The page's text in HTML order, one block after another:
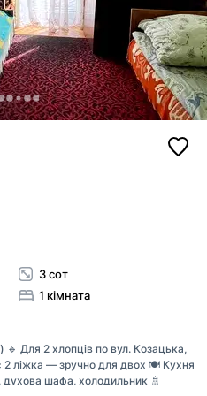
3 сот
1 кімната
Для 2 хлопців по вул. Козацька,
2 ліжка — зручно для двох 🍽 Кухня
шафа, холодильник 🚿